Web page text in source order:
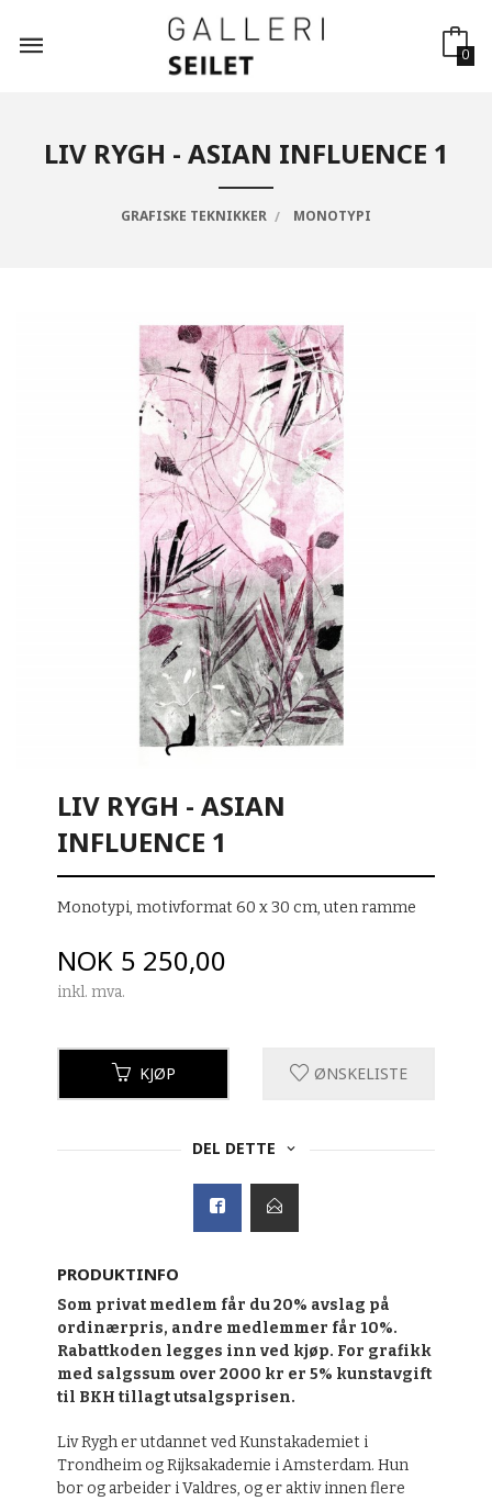
innholdet
0
LIV RYGH - ASIAN INFLUENCE 1
GRAFISKE TEKNIKKER MONOTYPI
LIV RYGH - ASIAN
INFLUENCE 1
Monotypi, motivformat 60 x 30 cm, uten ramme
Pris
NOK 5 250,00
inkl. mva.
KJØP ØNSKELISTE
DEL DETTE
PRODUKTINFO
Som privat medlem får du 20% avslag på
ordinærpris, andre medlemmer får 10%.
Rabattkoden legges inn ved kjøp. For grafikk
med salgssum over 2000 kr er 5% kunstavgift
til BKH tillagt utsalgsprisen.
Liv Rygh er utdannet ved Kunstakademiet i
Trondheim og Rijksakademie i Amsterdam. Hun
bor og arbeider i Valdres, og er aktiv innen flere